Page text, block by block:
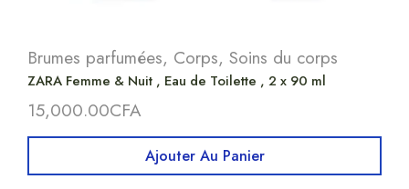
Brumes parfumées, Corps, Soins du corps
ZARA Femme & Nuit , Eau de Toilette , 2 x 90 ml
15,000.00CFA
Ajouter Au Panier